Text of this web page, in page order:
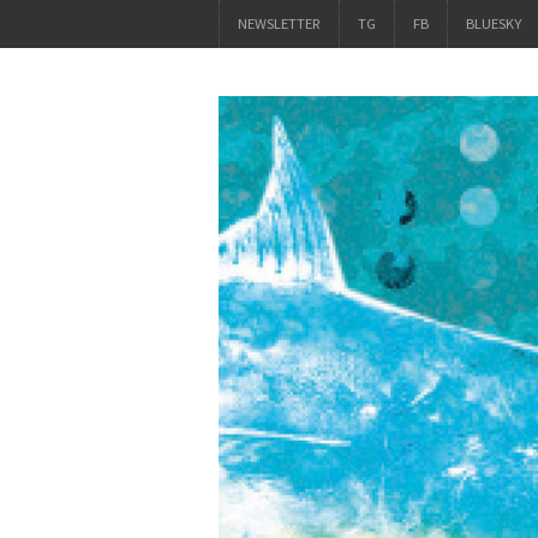
NEWSLETTER TG FB BLUESKY